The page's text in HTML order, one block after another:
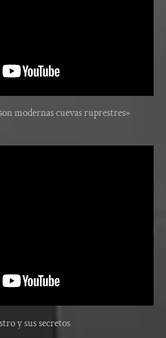
modernas cuevas ruprestres»
y sus secretos